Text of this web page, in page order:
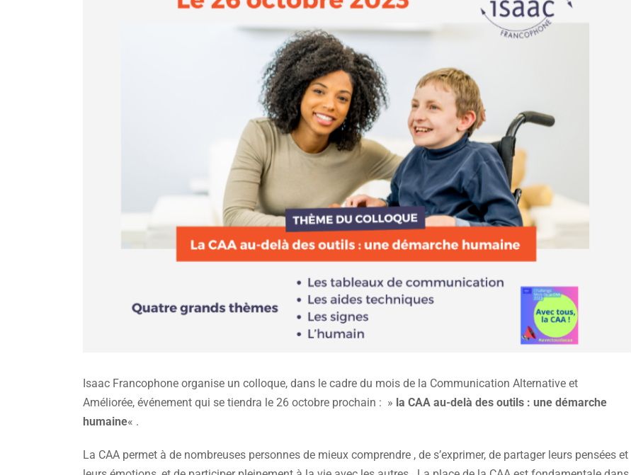
Isaac Francophone organise un colloque, dans le cadre du mois de la Communication Alternative et
Améliorée, événement qui se tiendra le 26 octobre prochain : » la CAA au-delà des outils : une démarche
humaine« .
La CAA permet à de nombreuses personnes de mieux comprendre , de s’exprimer, de partager leurs pensées et